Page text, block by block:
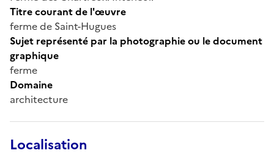
Titre courant de l'œuvre
ferme de Saint-Hugues
Sujet représenté par la photographie ou le document
graphique
ferme
Domaine
architecture
Localisation